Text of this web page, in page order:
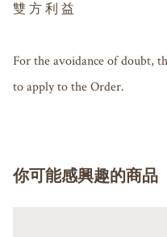
雙 方 利 益
For the avoidance of doubt,
你可能感興趣的商品